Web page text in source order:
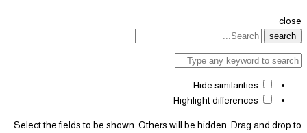
close
search
Select the fields to be shown. Others will be hidden. Drag and drop to